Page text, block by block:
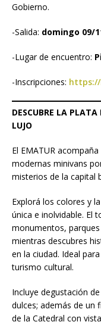
Gobierno.
-Salida: domingo 09/
-Lugar de encuentro:
-Inscripciones:
DESCUBRE LA
LUJO
El EMATUR
modernas minivans
misterios de la capital
Explorá los colores y
única e inolvidable. El
monumentos,
mientras descubres
en la ciudad. Ideal
turismo cultural.
Incluye degustación
dulces; además de un
de la Catedral con